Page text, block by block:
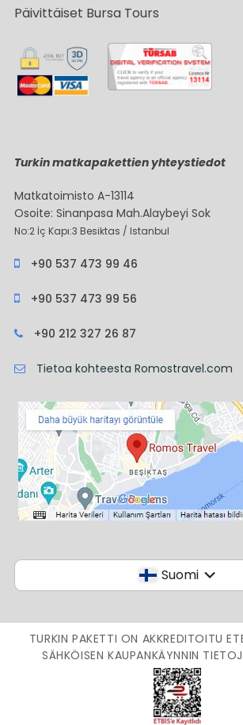
Päivittäiset Bursa Tours
Turkin matkapakettien yhteystiedot
Matkatoimisto A-13114
Osoite: Sinanpasa Mah.Alaybeyi Sok
No:2 İç Kapı:3 Besiktas / Istanbul
+90 537 473 99 46
+90 537 473 99 56
+90 212 327 26 87
Tietoa kohteesta Romostravel.com
Suomi
TURKIN PAKETTI ON AKKREDITOITU
SÄHKÖISEN KAUPANKÄYNNIN